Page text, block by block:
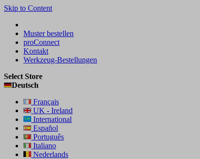
Skip to Content
Muster bestellen
proConnect
Kontakt
Werkzeug-Bestellungen
Select Store
Deutsch
Français
UK - Ireland
International
Español
Português
Italiano
Nederlands